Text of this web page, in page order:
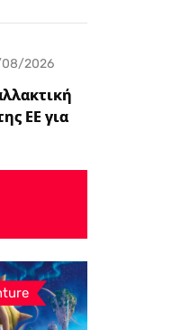
Connor ως
2026
ΕΕ για
,